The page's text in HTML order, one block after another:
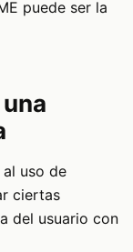
puede ser la
uso de
ciertas
del usuario con